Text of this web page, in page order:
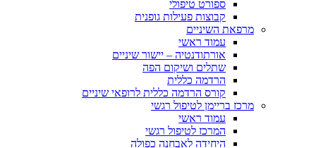
ספורט טיפולי
קבוצות פעילות גופנית
מרפאת השיניים
עמוד ראשי
אורתודנטיה – יישור שיניים
שתלים ושיקום הפה
הרדמה כללית
קורס הרדמה כללית לרופאי שיניים
מרכז בריימן לטיפול רגשי
עמוד ראשי
המרכז לטיפול רגשי
היחידה לאבחנה כפולה